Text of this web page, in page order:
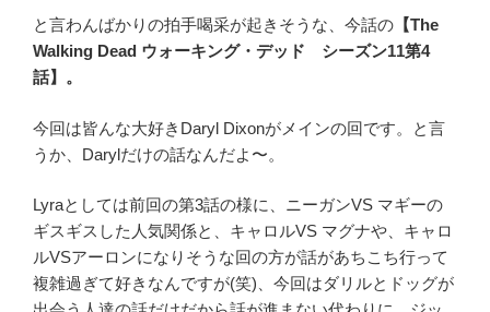
razor”
の
と言わんばかりの拍手喝采が起きそうな、今話の 【The
Walking Dead ウォーキング・デッド シーズン11第4
話】。
今回は皆んな大好きDaryl Dixonがメインの回です。と言
うか、Darylだけの話なんだよ〜。
Lyraとしては前回の第3話の様に、ニーガンVS マギーの
ギスギスした人気関係と、キャロルVS マグナや、キャロ
ルVSアーロンになりそうな回の方が話があちこち行って
複雑過ぎて好きなんですが(笑)、今回はダリルとドッグが